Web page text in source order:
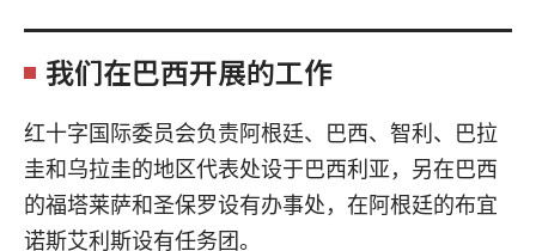
我们在巴西开展的工作
红十字国际委员会负责阿根廷、巴西、智利、巴拉
圭和乌拉圭的地区代表处设于巴西利亚，另在巴西
的福塔莱萨和圣保罗设有办事处，在阿根廷的布宜
诺斯艾利斯设有任务团。